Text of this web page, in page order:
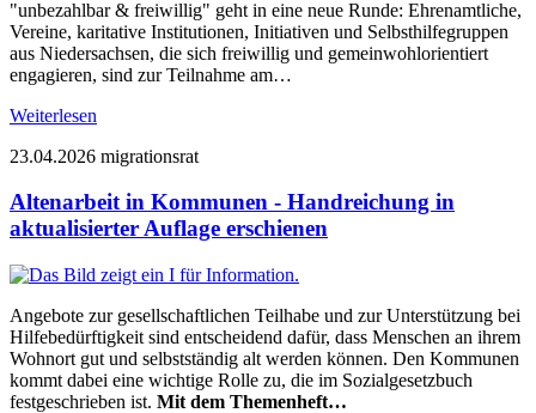
"unbezahlbar & freiwillig" geht in eine neue Runde: Ehrenamtliche,
Vereine, karitative Institutionen, Initiativen und Selbsthilfegruppen
aus Niedersachsen, die sich freiwillig und gemeinwohlorientiert
engagieren, sind zur Teilnahme am…
Weiterlesen
23.04.2026 migrationsrat
Altenarbeit in Kommunen - Handreichung in
aktualisierter Auflage erschienen
Angebote zur gesellschaftlichen Teilhabe und zur Unterstützung bei
Hilfebedürftigkeit sind entscheidend dafür, dass Menschen an ihrem
Wohnort gut und selbstständig alt werden können. Den Kommunen
kommt dabei eine wichtige Rolle zu, die im Sozialgesetzbuch
festgeschrieben ist. Mit dem Themenheft…